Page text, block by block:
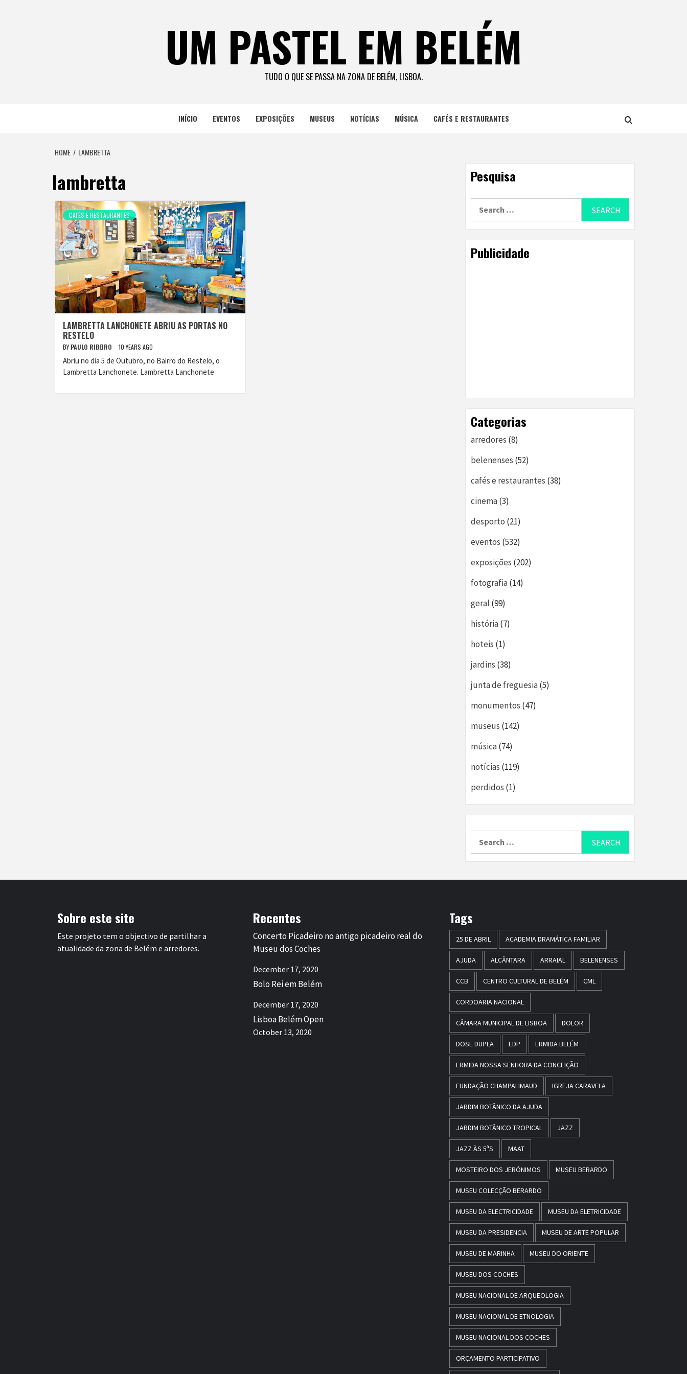
UM PASTEL EM BELÉM
TUDO O QUE SE PASSA NA ZONA DE BELÉM, LISBOA.
INÍCIO EVENTOS EXPOSIÇÕES MUSEUS NOTÍCIAS MÚSICA CAFÉS E RESTAURANTES
HOME LAMBRETTA
lambretta
CAFÉS E RESTAURANTES
LAMBRETTA LANCHONETE ABRIU AS PORTAS NO
RESTELO
BY PAULO RIBEIRO 10 YEARS AGO
Abriu no dia 5 de Outubro, no Bairro do Restelo, o
Lambretta Lanchonete. Lambretta Lanchonete
Pesquisa
Publicidade
Categorias
arredores (8)
belenenses (52)
cafés e restaurantes (38)
cinema(3)
desporto (21)
eventos (532)
exposições (202)
fotografia(14)
geral (99)
história(7)
hoteis (1)
jardins (38)
junta de freguesia(5)
monumentos (47)
museus (142)
música(74)
notícias (119)
perdidos (1)
Sobre este site
Este projeto tem o objectivo de partilhar a
atualidade da zona de Belém e arredores.
Recentes
Concerto Picadeiro no antigo picadeiro real do
Museu dos Coches
December 17, 2020
Bolo Rei em Belém
December 17, 2020
Lisboa Belém Open
October 13, 2020
Tags
25 DE ABRIL ACADEMIA DRAMÁTICA FAMILIAR
AJUDA ALCÂNTARA ARRAIAL BELENENSES
CCB CENTRO CULTURAL DE BELÉM CML
CORDOARIA NACIONAL
CÂMARA MUNICIPAL DE LISBOA DOLOR
DOSE DUPLA EDP ERMIDA BELÉM
ERMIDA NOSSA SENHORA DA CONCEIÇÃO
FUNDAÇÃO CHAMPALIMAUD IGREJA CARAVELA
JARDIM BOTÂNICO DA AJUDA
JARDIM BOTÂNICO TROPICAL JAZZ
JAZZ ÀS 5ªS MAAT
MOSTEIRO DOS JERÓNIMOS MUSEU BERARDO
MUSEU COLECÇÃO BERARDO
MUSEU DA ELECTRICIDADE MUSEU DA ELETRICIDADE
MUSEU DA PRESIDENCIA MUSEU DE ARTE POPULAR
MUSEU DE MARINHA MUSEU DO ORIENTE
MUSEU DOS COCHES
MUSEU NACIONAL DE ARQUEOLOGIA
MUSEU NACIONAL DE ETNOLOGIA
MUSEU NACIONAL DOS COCHES
ORÇAMENTO PARTICIPATIVO